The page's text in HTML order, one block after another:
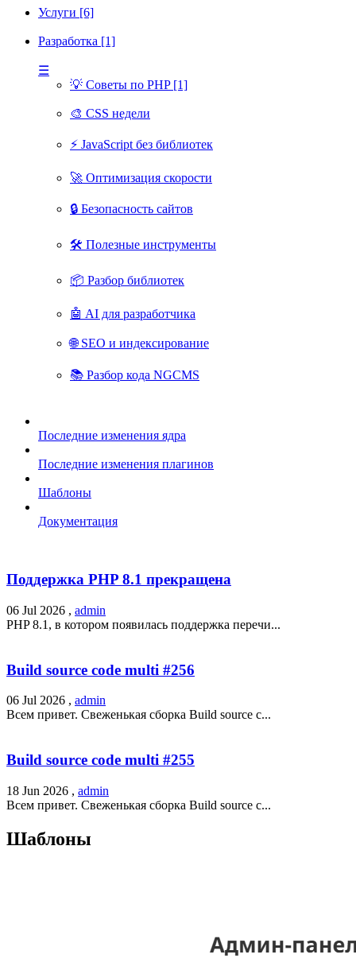
Услуги [6]
Разработка [1]
☰
💡 Советы по PHP [1]
🎨 CSS недели
⚡ JavaScript без библиотек
🚀 Оптимизация скорости
🔒 Безопасность сайтов
🛠 Полезные инструменты
📦 Разбор библиотек
🤖 AI для разработчика
🌐 SEO и индексирование
📚 Разбор кода NGCMS
Последние изменения ядра
Последние изменения плагинов
Шаблоны
Документация
Поддержка PHP 8.1 прекращена
06 Jul 2026 , admin
PHP 8.1, в котором появилась поддержка перечи...
Build source code multi #256
06 Jul 2026 , admin
Всем привет. Свеженькая сборка Build source c...
Build source code multi #255
18 Jun 2026 , admin
Всем привет. Свеженькая сборка Build source c...
Шаблоны